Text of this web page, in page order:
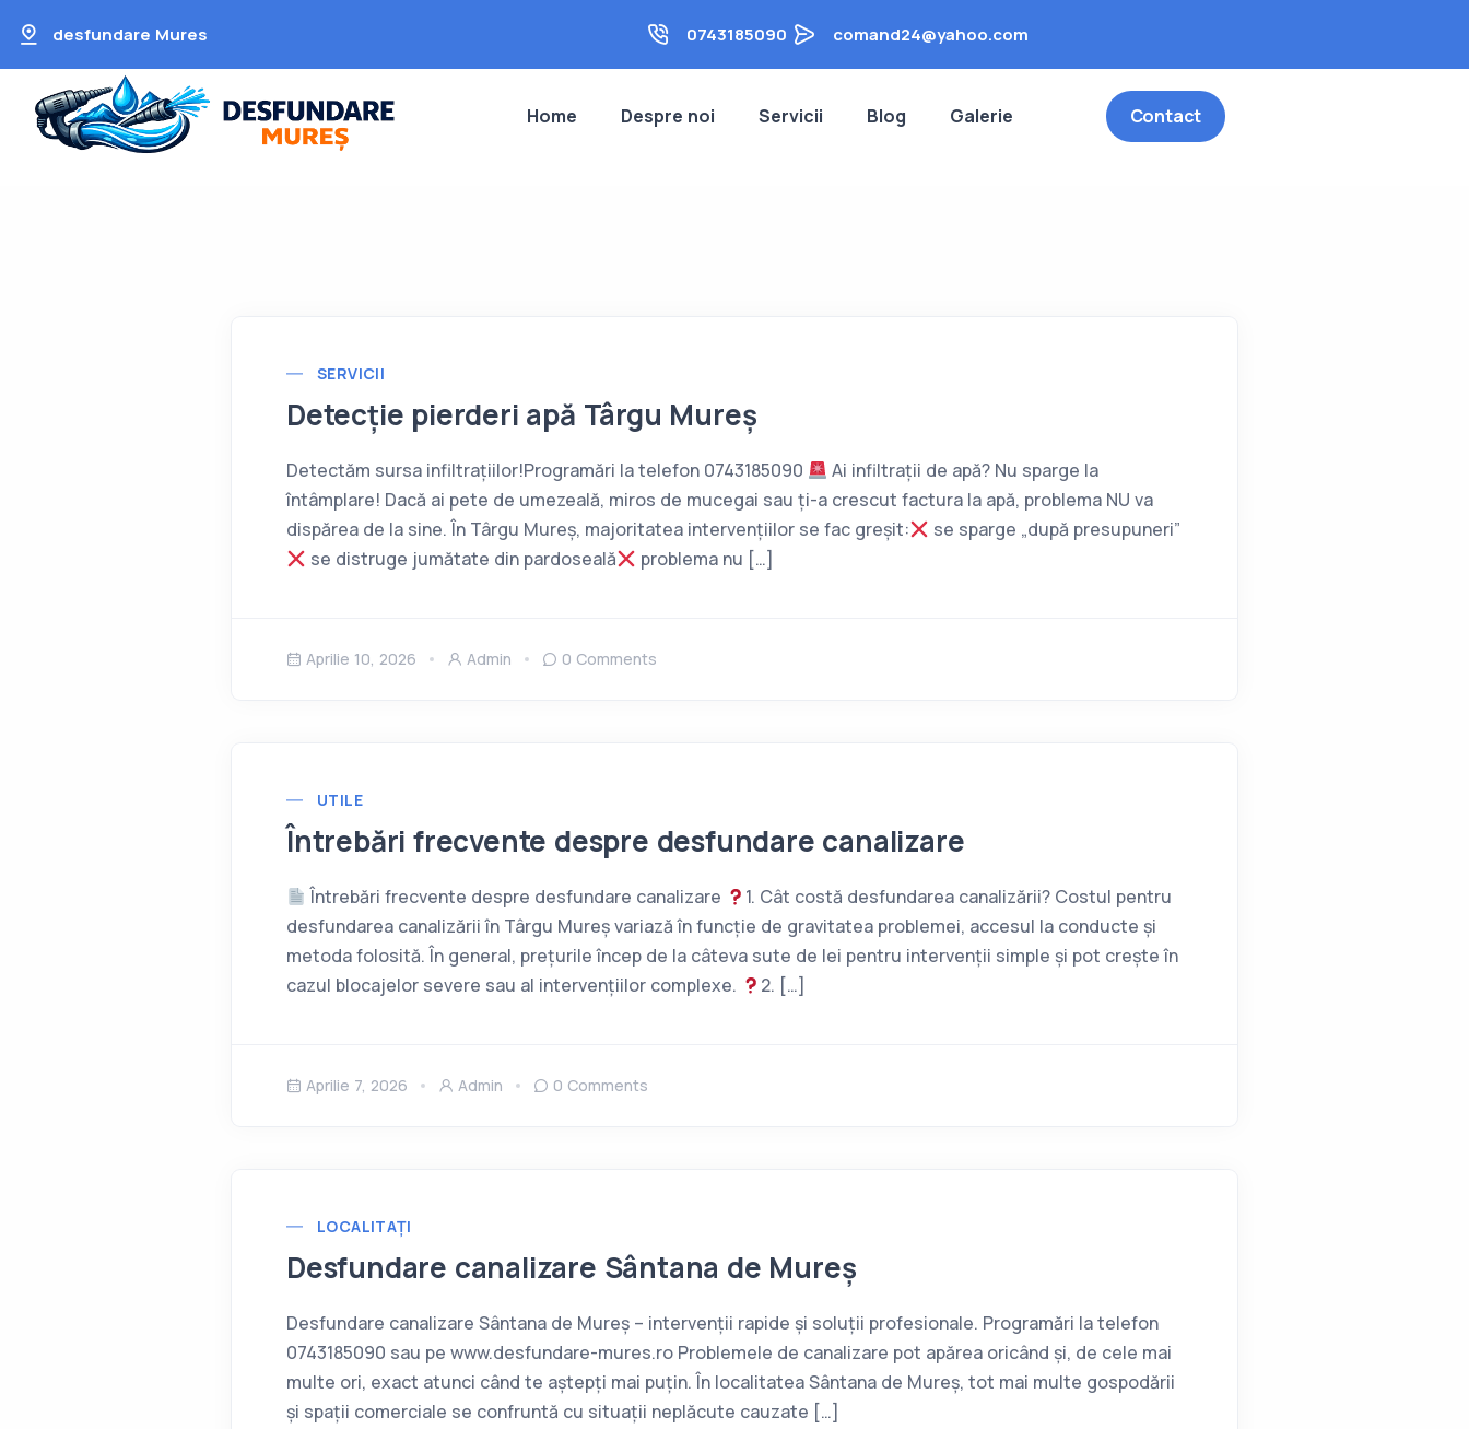
desfundare Mures 0743185090 comand24@yahoo.com
Home Despre noi Servicii Blog Galerie Contact
SERVICII
Detecție pierderi apă Târgu Mureș
Detectăm sursa infiltrațiilor!Programări la telefon 0743185090
Ai infiltrații de apă? Nu sparge la
întâmplare! Dacă ai pete de umezeală, miros de mucegai sau ți-a crescut factura la apă, problema NU va
dispărea de la sine. În Târgu Mureș, majoritatea intervențiilor se fac greșit:
se sparge „după presupuneri”
se distruge jumătate din pardoseală
problema nu […]
Aprilie 10, 2026 Admin 0 Comments
UTILE
Întrebări frecvente despre desfundare canalizare
Întrebări frecvente despre desfundare canalizare
1. Cât costă desfundarea canalizării? Costul pentru
desfundarea canalizării în Târgu Mureș variază în funcție de gravitatea problemei, accesul la conducte și
metoda folosită. În general, prețurile încep de la câteva sute de lei pentru intervenții simple și pot crește în
cazul blocajelor severe sau al intervențiilor complexe.
2. […]
Aprilie 7, 2026 Admin 0 Comments
LOCALITAȚI
Desfundare canalizare Sântana de Mureș
Desfundare canalizare Sântana de Mureș – intervenții rapide și soluții profesionale. Programări la telefon
0743185090 sau pe www.desfundare-mures.ro Problemele de canalizare pot apărea oricând și, de cele mai
multe ori, exact atunci când te aștepți mai puțin. În localitatea Sântana de Mureș, tot mai multe gospodării
și spații comerciale se confruntă cu situații neplăcute cauzate […]